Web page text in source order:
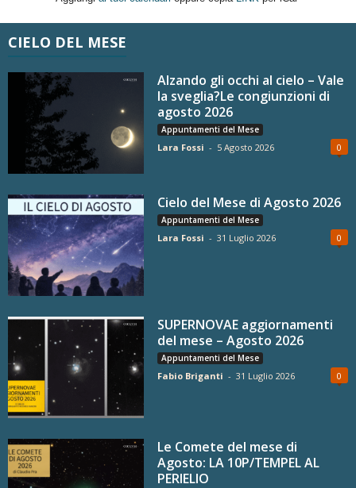
CIELO DEL MESE
Alzando gli occhi al cielo – Vale
la sveglia?Le congiunzioni di
agosto 2026
Appuntamenti del Mese
Lara Fossi - 5 Agosto 2026 0
Cielo del Mese di Agosto 2026
Appuntamenti del Mese
Lara Fossi - 31 Luglio 2026 0
SUPERNOVAE aggiornamenti
del mese – Agosto 2026
Appuntamenti del Mese
Fabio Briganti - 31 Luglio 2026 0
Le Comete del mese di
Agosto: LA 10P/TEMPEL AL
PERIELIO